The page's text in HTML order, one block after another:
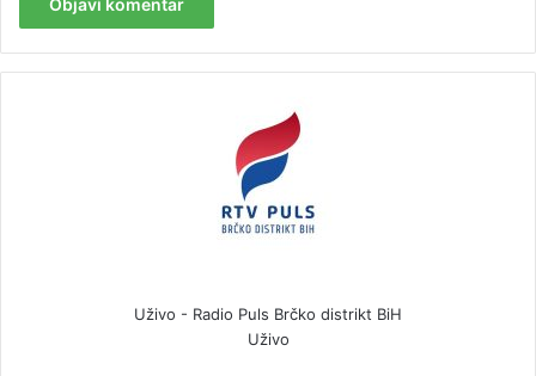
Uživo - Radio Puls Brčko distrikt BiH
Uživo